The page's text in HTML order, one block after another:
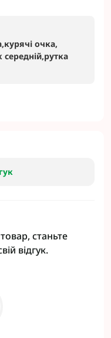
очка,
середній,рутка
станьте
відгук.